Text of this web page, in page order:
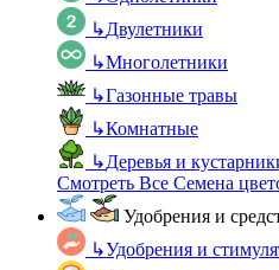
↳Двулетники
↳Многолетники
↳Газонные травы
↳Комнатные
↳Деревья и
Смотреть Все Семена
Удобрения и
↳Удобрения и